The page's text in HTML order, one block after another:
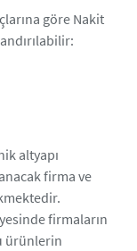
göre Nakit
altyapı
firma ve
firmaların
ürünlerin